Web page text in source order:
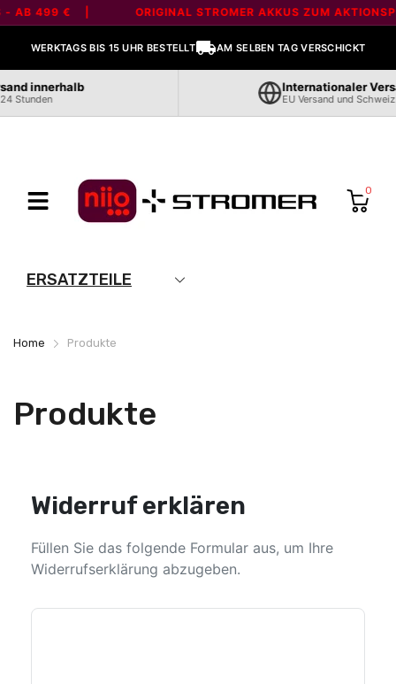
Liquid error (layout/theme line 80): Error in tag 'section' - 'marquee' is
not a valid section type
- AB 499 € | ORIGINAL STROMER AKKUS ZUM
WERKTAGS BIS 15 UHR BESTELLT AM SELBEN TAG VERSCHICKT
innerhalb
Stunden
Internationaler
EU Versand und Schweiz
0
ERSATZTEILE
Home Produkte
Produkte
Widerruf erklären
Füllen Sie das folgende Formular aus, um Ihre
Widerrufserklärung abzugeben.